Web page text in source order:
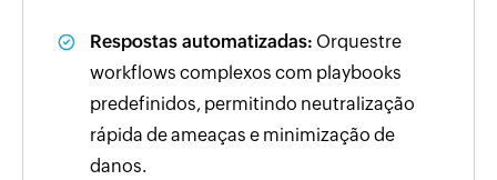
Respostas automatizadas: Orquestre
workflows complexos com playbooks
predefinidos, permitindo neutralização
rápida de ameaças e minimização de
danos.